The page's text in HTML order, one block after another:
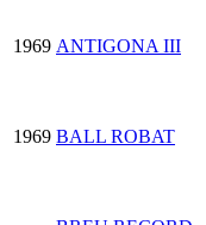
1969 ANTIGONA III
1969 BALL ROBAT